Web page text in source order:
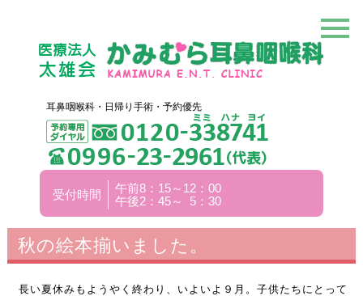
耳鼻咽喉科・日帰り手術・予約優先
受付時間
午前8：15～12：00
午後2：45～ 5：30
秋の絵本揃いました。
長い夏休みもようやく終わり、いよいよ９月。子供たちにとって